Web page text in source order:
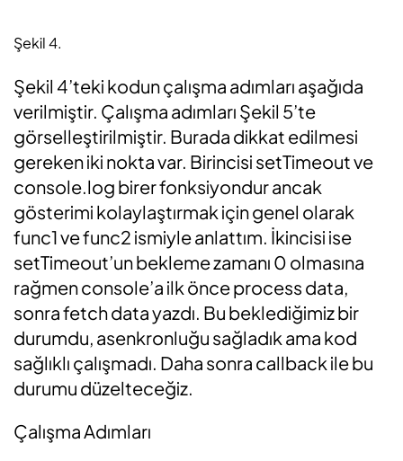
Şekil 4.
Şekil 4’teki kodun çalışma adımları aşağıda
verilmiştir. Çalışma adımları Şekil 5’te
görselleştirilmiştir. Burada dikkat edilmesi
gereken iki nokta var. Birincisi setTimeout ve
console.log birer fonksiyondur ancak
gösterimi kolaylaştırmak için genel olarak
func1 ve func2 ismiyle anlattım. İkincisi ise
setTimeout’un bekleme zamanı 0 olmasına
rağmen console’a ilk önce process data,
sonra fetch data yazdı. Bu beklediğimiz bir
durumdu, asenkronluğu sağladık ama kod
sağlıklı çalışmadı. Daha sonra callback ile bu
durumu düzelteceğiz.
Çalışma Adımları